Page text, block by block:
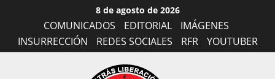
contenido
8 de agosto de 2026
COMUNICADOS EDITORIAL
IMÁGENES
INSURRECCIÓN
REDES SOCIALES RFR YOUTUBER